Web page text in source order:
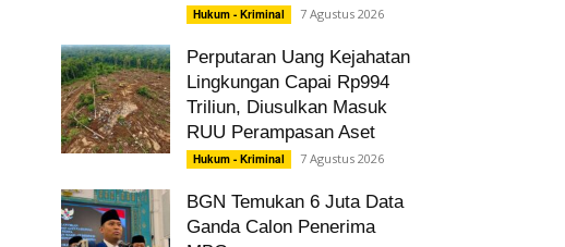
Hukum - Kriminal 7 Agustus 2026
Perputaran Uang Kejahatan
Lingkungan Capai Rp994
Triliun, Diusulkan Masuk
RUU Perampasan Aset
Hukum - Kriminal 7 Agustus 2026
BGN Temukan 6 Juta Data
Ganda Calon Penerima